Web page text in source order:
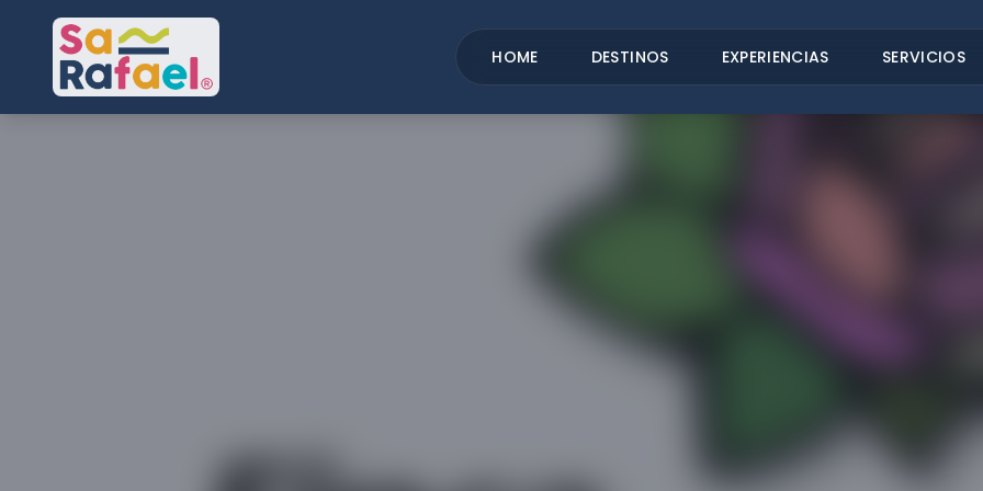
HOME DESTINOS EXPERIENCIAS SERVICIOS